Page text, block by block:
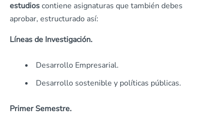
estudioscontiene asignaturas que también debes
aprobar, estructurado así:
Líneas de Investigación.
Desarrollo Empresarial.
Desarrollo sostenible y políticas públicas.
Primer Semestre.